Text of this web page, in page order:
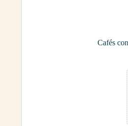
Cafés